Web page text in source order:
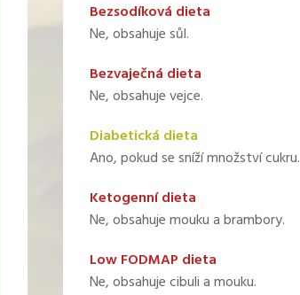
Bezsodíková dieta
Ne, obsahuje sůl.
Bezvaječná dieta
Ne, obsahuje vejce.
Diabetická dieta
Ano, pokud se sníží množství cukru.
Ketogenní dieta
Ne, obsahuje mouku a brambory.
Low FODMAP dieta
Ne, obsahuje cibuli a mouku.